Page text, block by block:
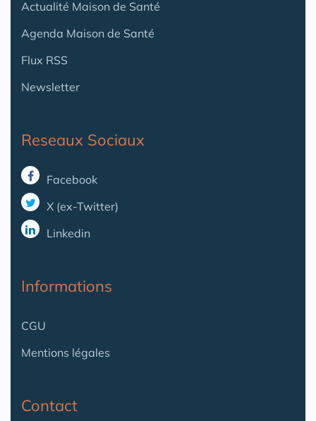
Actualité Maison de Santé
Agenda Maison de Santé
Flux RSS
Newsletter
Reseaux Sociaux
Facebook
X (ex-Twitter)
Linkedin
Informations
CGU
Mentions légales
Contact